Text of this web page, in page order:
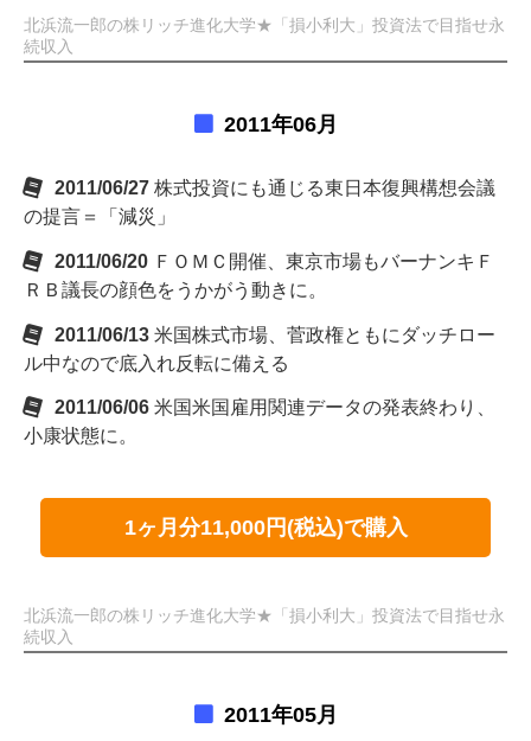
北浜流一郎の株リッチ進化大学★「損小利大」投資法で目指せ永
続収入
2011年06月
2011/06/27 株式投資にも通じる東日本復興構想会議
の提言＝「減災」
2011/06/20 ＦＯＭＣ開催、東京市場もバーナンキＦ
ＲＢ議長の顔色をうかがう動きに。
2011/06/13 米国株式市場、菅政権ともにダッチロー
ル中なので底入れ反転に備える
2011/06/06 米国米国雇用関連データの発表終わり、
小康状態に。
1ヶ月分11,000円(税込)で購入
北浜流一郎の株リッチ進化大学★「損小利大」投資法で目指せ永
続収入
2011年05月